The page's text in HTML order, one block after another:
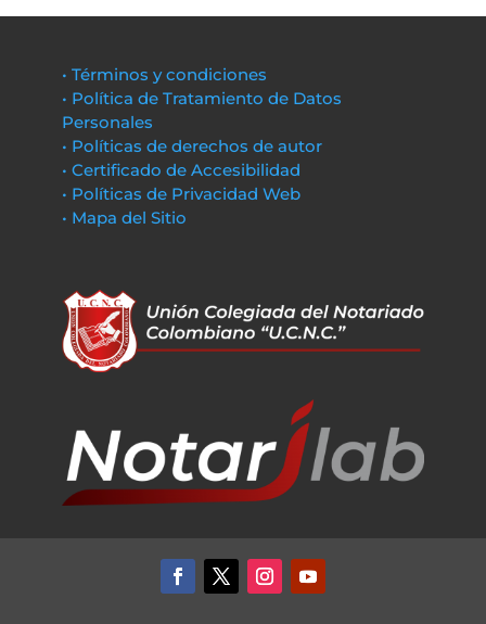
• Términos y condiciones
• Política de Tratamiento de Datos
Personales
• Políticas de derechos de autor
• Certificado de Accesibilidad
• Políticas de Privacidad Web
• Mapa del Sitio